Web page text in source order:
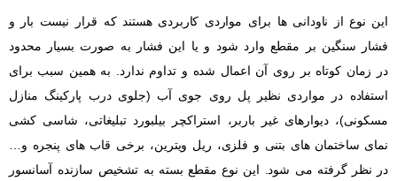
این نوع از ناودانی ها برای مواردی کاربردی هستند که قرار نیست بار و
فشار سنگین بر مقطع وارد شود و یا این فشار به صورت بسیار محدود
در زمان کوتاه بر روی آن اعمال شده و تداوم ندارد. به همین سبب برای
استفاده در مواردی نظیر پل روی جوی آب (جلوی درب پارکینگ منازل
مسکونی)، دیوارهای غیر باربر، استراکچر بیلبورد تبلیغاتی، شاسی کشی
نمای ساختمان های بتنی و فلزی، ریل ویترین، برخی قاب های پنجره و…
در نظر گرفته می شود. این نوع مقطع بسته به تشخیص سازنده آسانسور